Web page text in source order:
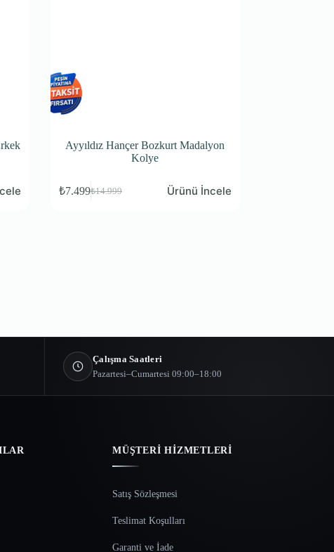
Ayyıldız Hançer Bozkurt Madalyon
Kolye
₺14.999
₺7.499 Ürünü İncele
Çalışma Saatleri
Pazartesi–Cumartesi 09:00–18:00
MÜŞTERI HIZMETLERI
Satış Sözleşmesi
Teslimat Koşulları
Garanti ve İade